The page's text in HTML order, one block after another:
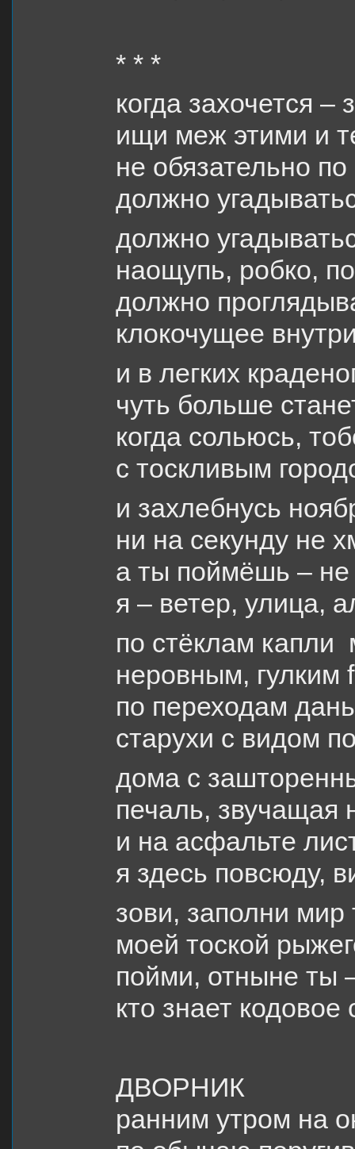
* * *
когда захочется –
ищи меж этими и
не обязательно
должно
должно
наощупь, робко,
должно
клокочущее
и в легких
чуть больше
когда сольюсь,
с тоскливым
и захлебнусь
ни на секунду не
а ты поймёшь – не
я – ветер, улица,
по стёклам
неровным, гулким
по переходам
старухи с видом
дома с
печаль,
и на асфальте
я здесь повсюду,
зови, заполни мир
моей тоской
пойми, отныне ты
кто знает
ДВОРНИК
ранним утром на